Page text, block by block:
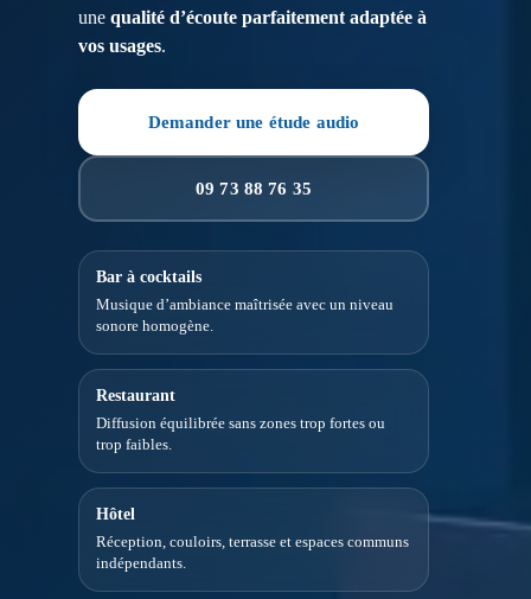
une qualité d’écoute parfaitement adaptée à
vos usages.
Demander une étude audio
09 73 88 76 35
Bar à cocktails
Musique d’ambiance maîtrisée avec un niveau
sonore homogène.
Restaurant
Diffusion équilibrée sans zones trop fortes ou
trop faibles.
Hôtel
Réception, couloirs, terrasse et espaces communs
indépendants.